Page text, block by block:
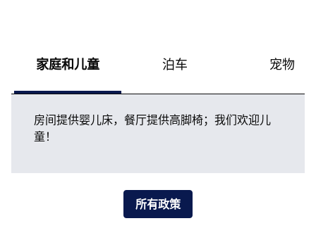
家庭和儿童 泊车 宠物
房间提供婴儿床，餐厅提供高脚椅；我们欢迎儿
童！
所有政策